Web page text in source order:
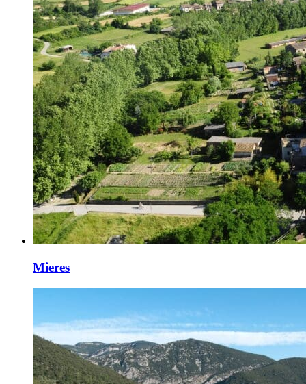
Mieres